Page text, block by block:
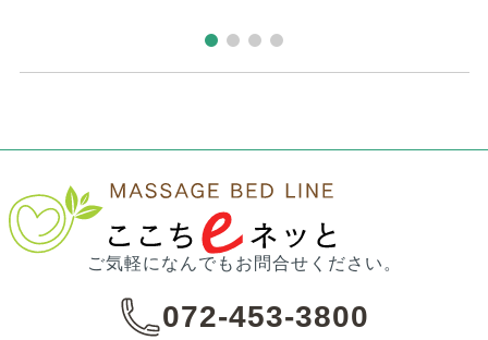
ご気軽になんでもお問合せください。
072-453-3800